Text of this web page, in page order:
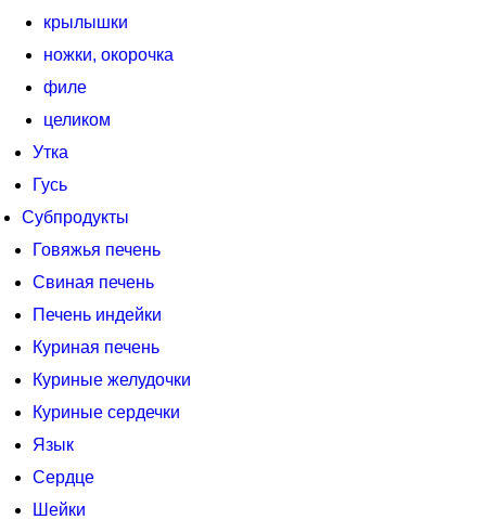
крылышки
ножки, окорочка
филе
целиком
Утка
Гусь
Субпродукты
Говяжья печень
Свиная печень
Печень индейки
Куриная печень
Куриные желудочки
Куриные сердечки
Язык
Сердце
Шейки